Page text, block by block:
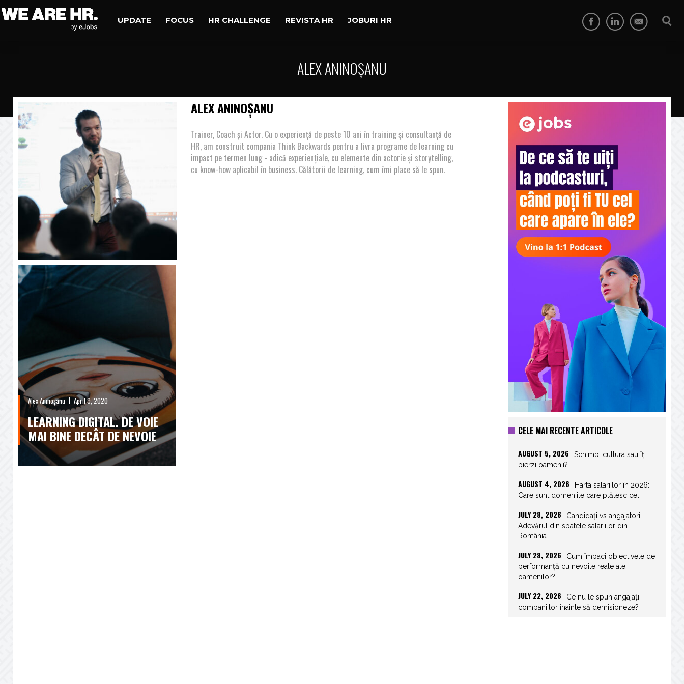
UPDATE FOCUS HR CHALLENGE REVISTA HR JOBURI HR
ALEX ANINOȘANU
ALEX ANINOȘANU
Trainer, Coach și Actor. Cu o experiență de peste 10 ani în training și consultanță de
HR, am construit compania Think Backwards pentru a livra programe de learning cu
impact pe termen lung - adică experiențiale, cu elemente din actorie și storytelling,
cu know-how aplicabil în business. Călătorii de learning, cum îmi place să le spun.
Alex Aninoșanu April 9, 2020
LEARNING DIGITAL. DE VOIE
MAI BINE DECÂT DE NEVOIE CELE MAI RECENTE ARTICOLE
AUGUST 5, 2026
Schimbi cultura sau îți
pierzi oamenii?
AUGUST 4, 2026
Harta salariilor în 2026:
Care sunt domeniile care plătesc cel…
JULY 28, 2026
Candidați vs angajatori!
Adevărul din spatele salariilor din
România
JULY 28, 2026
Cum împaci obiectivele de
performanță cu nevoile reale ale
oamenilor?
JULY 22, 2026
Ce nu le spun angajații
companiilor înainte să demisioneze?